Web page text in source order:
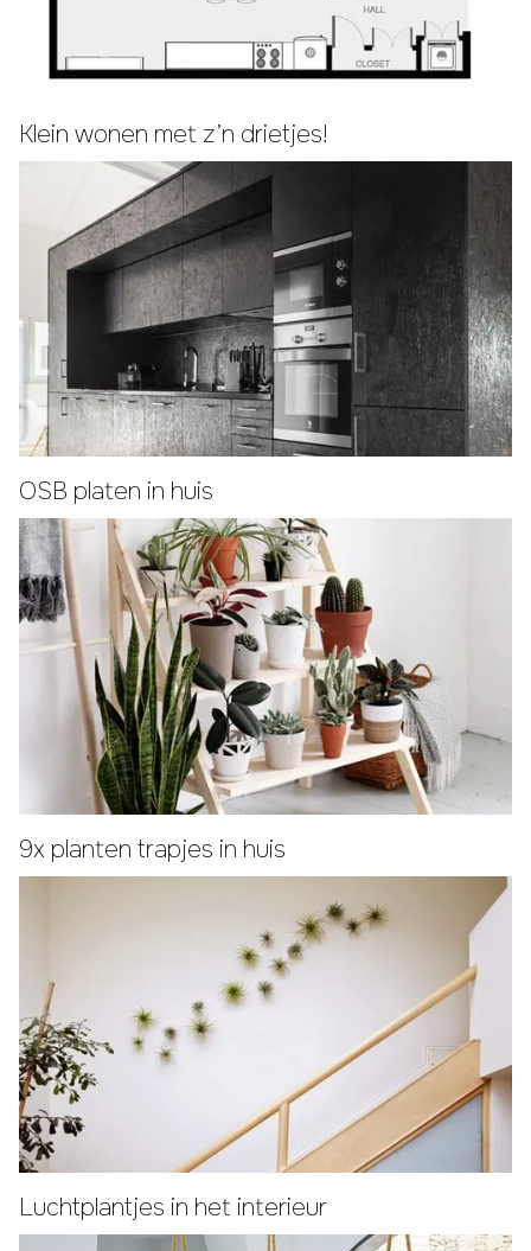
Klein wonen met z’n drietjes!
OSB platen in huis
9x planten trapjes in huis
Luchtplantjes in het interieur